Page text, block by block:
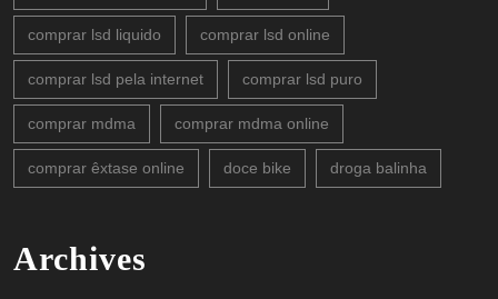
comprar lsd liquido comprar lsd online
comprar lsd pela internet comprar lsd puro
comprar mdma comprar mdma online
comprar êxtase online doce bike droga balinha
Archives